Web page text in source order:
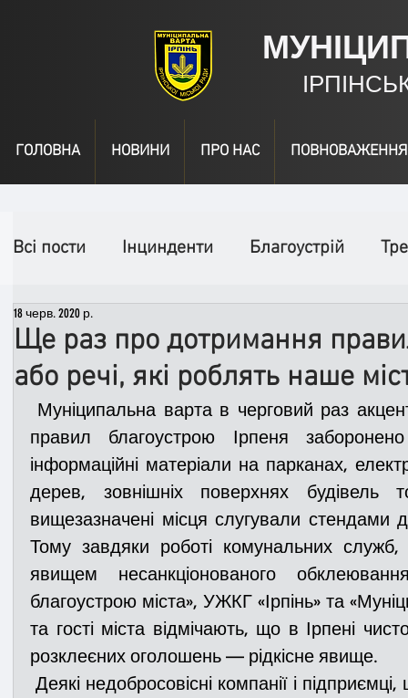
ГОЛОВНА НОВИНИ ПРО НАС ПОВНОВАЖЕННЯ
Всі пости Інцинденти Благоустрій
День народження
Спільні заходи
Медицина Новини ДТП
Адмінпротокол Свята Поліція
Війна Розмінування Добровільна
Курс спротиву Цивільний захист
Ще раз про дотримання
або речі, які роблять наше
18 черв. 2020 р.
правил благоустрою Ірпеня
інформаційні матеріали на парканах,
дерев, зовнішніх поверхнях
вищезазначені місця слугували
Тому завдяки роботі комунальних
явищем несанкціонованого
благоустрою міста», УЖКГ «Ірпінь» та
та гості міста відмічають, що в Ірпені
розклеєних оголошень — рідкісне явище.